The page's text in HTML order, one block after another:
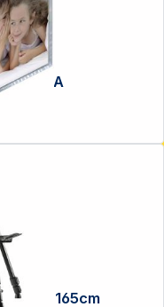
Walther Acryl 6x8,5x8,5 6 Fotos MW100A
Walimex pro Atelierstaffelei Aluminium L 165cm